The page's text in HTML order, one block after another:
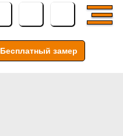
Бесплатный замер